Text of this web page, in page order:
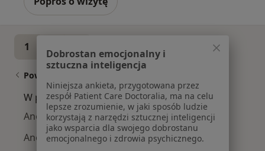
1
Powiązane wyszukiwania
W pobliżu Opola
Anemia w Prudniku
Anemia w Strzelcach Opolskich
Dobrostan emocjonalny i
sztuczna inteligencja
Niniejsza ankieta, przygotowana przez
zespół Patient Care Doctoralia, ma na celu
lepsze zrozumienie, w jaki sposób ludzie
korzystają z narzędzi sztucznej inteligencji
jako wsparcia dla swojego dobrostanu
emocjonalnego i zdrowia psychicznego.